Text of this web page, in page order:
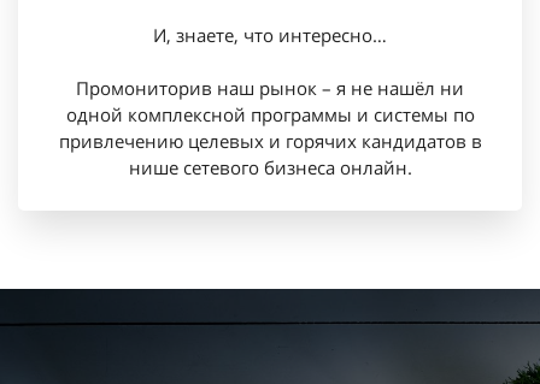
И, знаете, что интересно…
Промониторив наш рынок – я не нашёл ни
одной комплексной программы и системы по
привлечению целевых и горячих кандидатов в
нише сетевого бизнеса онлайн.